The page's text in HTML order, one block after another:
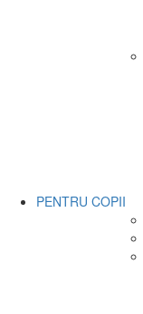
PENTRU COPII